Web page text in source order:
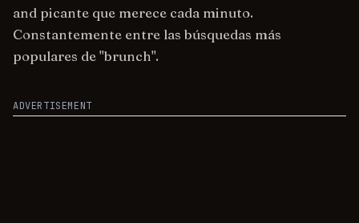
and picante que merece cada minuto.
Constantemente entre las búsquedas más
populares de "brunch".
ADVERTISEMENT